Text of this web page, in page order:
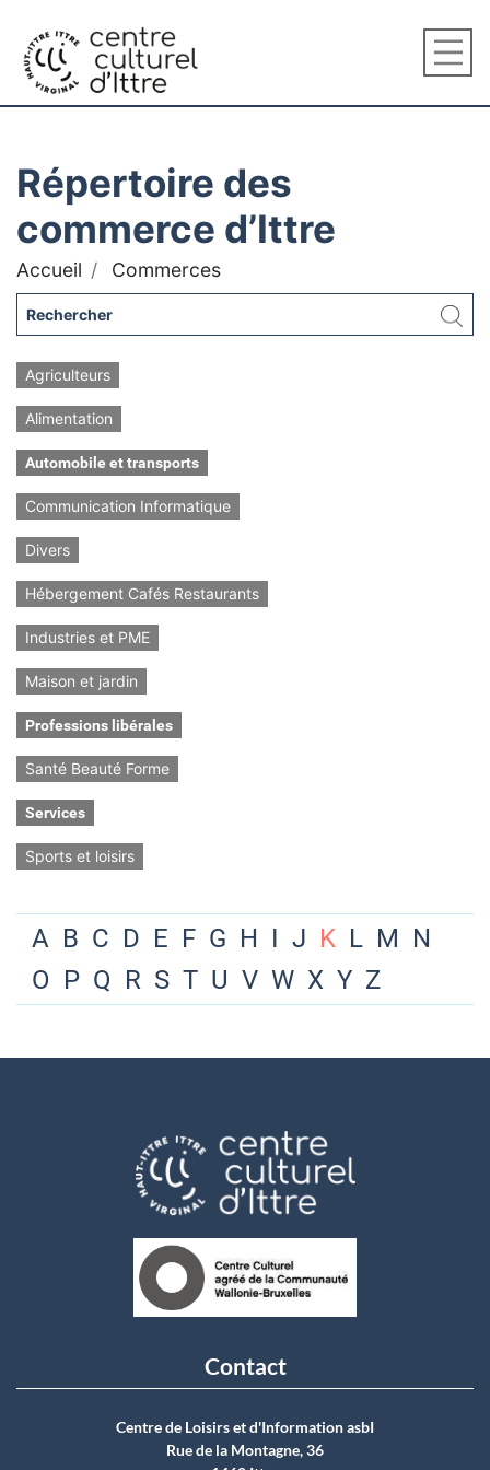
Répertoire des
commerce d’Ittre
Accueil Commerces
Agriculteurs
Alimentation
Automobile et transports
Communication Informatique
Divers
Hébergement Cafés Restaurants
Industries et PME
Maison et jardin
Professions libérales
Santé Beauté Forme
Services
Sports et loisirs
A B C D E F G H I J K L M N
O P Q R S T U V W X Y Z
Contact
Centre de Loisirs et d'Information asbI
Rue de la Montagne, 36